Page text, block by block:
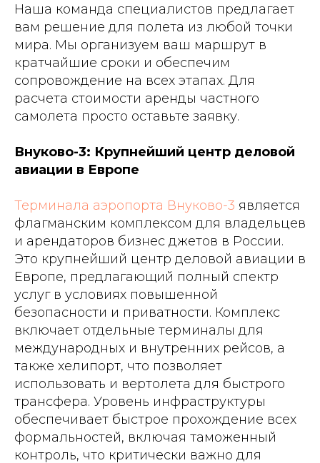
Наша команда специалистов предлагает
вам решение для полета из любой точки
мира. Мы организуем ваш маршрут в
кратчайшие сроки и обеспечим
сопровождение на всех этапах. Для
расчета стоимости аренды частного
самолета просто оставьте заявку.
Внуково-3: Крупнейший центр деловой
авиации в Европе
Терминала аэропорта Внуково-3 является
флагманским комплексом для владельцев
и арендаторов бизнес джетов в России.
Это крупнейший центр деловой авиации в
Европе, предлагающий полный спектр
услуг в условиях повышенной
безопасности и приватности. Комплекс
включает отдельные терминалы для
международных и внутренних рейсов, а
также хелипорт, что позволяет
использовать и вертолета для быстрого
трансфера. Уровень инфраструктуры
обеспечивает быстрое прохождение всех
формальностей, включая таможенный
контроль, что критически важно для